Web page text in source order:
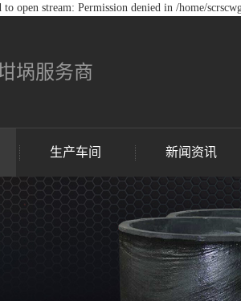
open stream: Permission denied in /home/
埚服务商
生产车间 新闻资讯